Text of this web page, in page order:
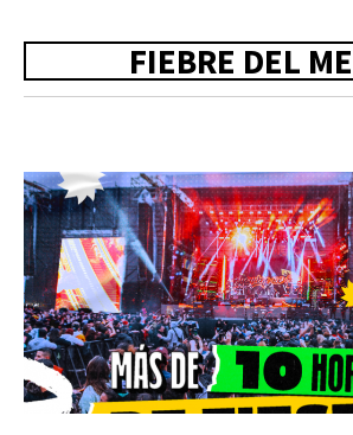
FIEBRE DEL